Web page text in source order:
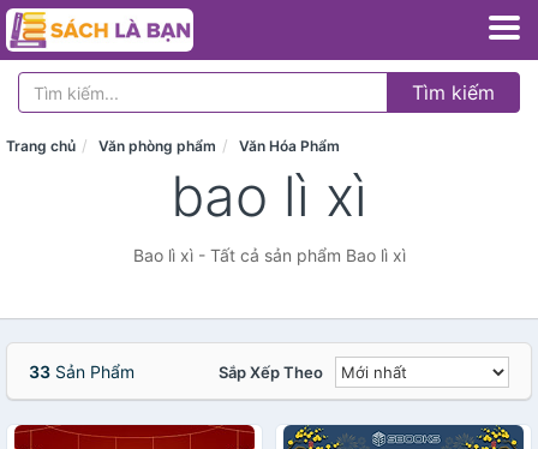
Tìm kiếm
Trang chủ Văn phòng phẩm Văn Hóa Phẩm
bao lì xì
Bao lì xì - Tất cả sản phẩm Bao lì xì
33 Sản Phẩm Sắp Xếp Theo